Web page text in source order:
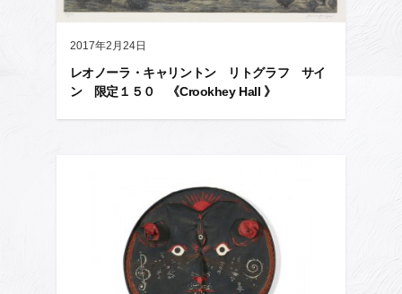
2017年2月24日
レオノーラ・キャリントン リトグラフ サイ
ン 限定１５０ 《Crookhey Hall 》